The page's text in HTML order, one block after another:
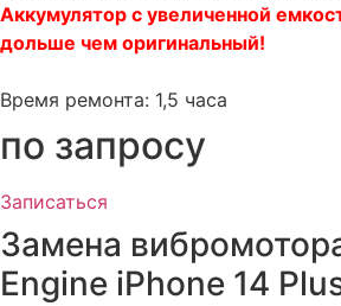
Аккумулятор с увеличенной
дольше чем оригинальный!
Время ремонта: 1,5 часа
по запросу
Записаться
Замена
Engine iPhone 14